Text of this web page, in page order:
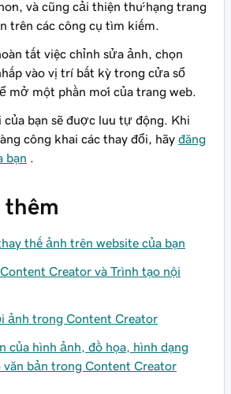
và cũng cải thiện thứ hạng trang
trên các công cụ tìm kiếm.
tất việc chỉnh sửa ảnh, chọn
vào vị trí bất kỳ trong cửa sổ
mở một phần mới của trang web.
của bạn sẽ được lưu tự động. Khi
công khai các thay đổi, hãy đăng
bạn .
thêm
thế ảnh trên website của bạn
Creator và Trình tạo nội
ảnh trong Content Creator
của hình ảnh, đồ họa, hình dạng
văn bản trong Content Creator